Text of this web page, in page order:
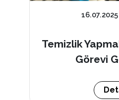
Temizlik
Görevi